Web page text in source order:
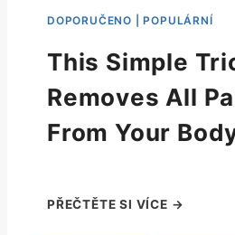
This Simple
Removes All
From Your